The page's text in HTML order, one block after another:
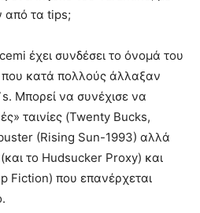
από τα tips;
έχει συνδέσει το όνομά του
που κατά πολλούς άλλαξαν
Μπορεί να συνέχισε να
ταινίες (Twenty Bucks,
(Rising Sun-1993) αλλά
το Hudsucker Proxy) και
Fiction) που επανέρχεται